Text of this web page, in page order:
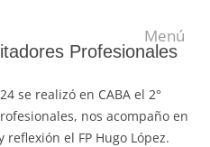
Menú
Profesionales
se realizó en CABA el 2°
nos acompaño en
el FP Hugo López.